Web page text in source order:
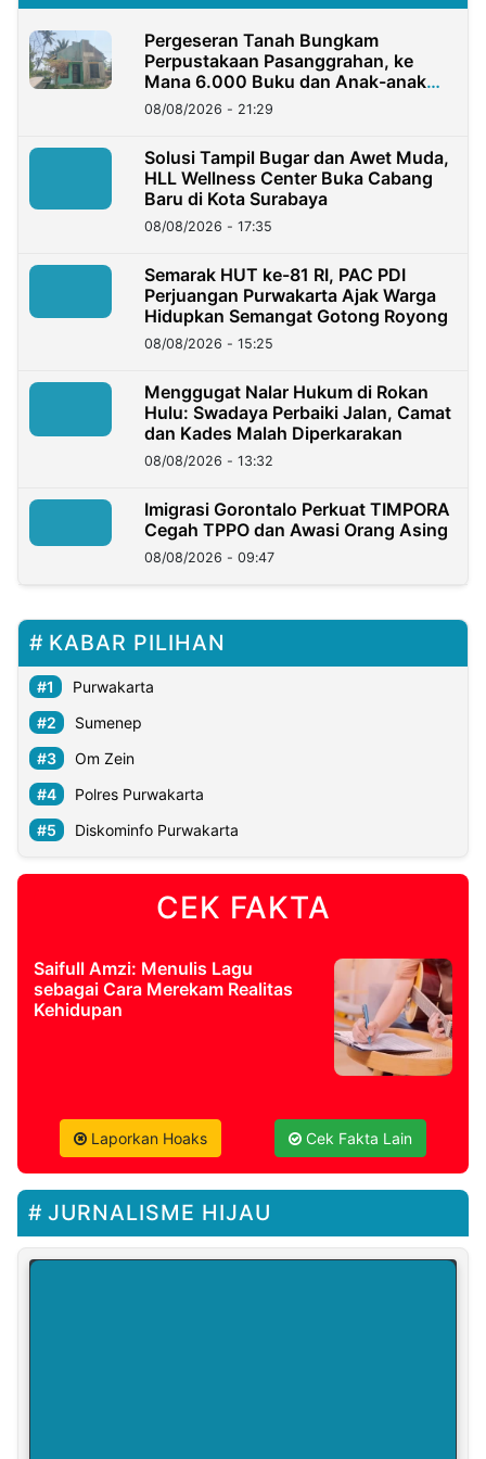
Pergeseran Tanah Bungkam
Perpustakaan Pasanggrahan, ke
Mana 6.000 Buku dan Anak-anak
Kini?
08/08/2026 - 21:29
Solusi Tampil Bugar dan Awet Muda,
HLL Wellness Center Buka Cabang
Baru di Kota Surabaya
08/08/2026 - 17:35
Semarak HUT ke-81 RI, PAC PDI
Perjuangan Purwakarta Ajak Warga
Hidupkan Semangat Gotong Royong
08/08/2026 - 15:25
Menggugat Nalar Hukum di Rokan
Hulu: Swadaya Perbaiki Jalan, Camat
dan Kades Malah Diperkarakan
08/08/2026 - 13:32
Imigrasi Gorontalo Perkuat TIMPORA
Cegah TPPO dan Awasi Orang Asing
08/08/2026 - 09:47
KABAR PILIHAN
Purwakarta
Sumenep
Om Zein
Polres Purwakarta
Diskominfo Purwakarta
CEK FAKTA
Saifull Amzi: Menulis Lagu
sebagai Cara Merekam Realitas
Kehidupan
Laporkan Hoaks Cek Fakta Lain
JURNALISME HIJAU